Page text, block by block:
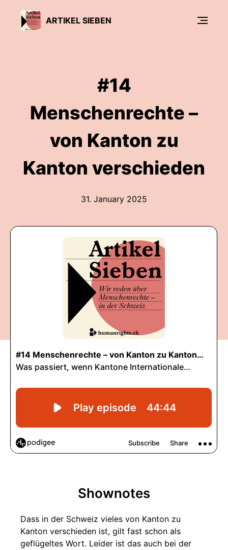
ARTIKEL SIEBEN
#14
Menschenrechte –
von Kanton zu
Kanton verschieden
31. January 2025
Shownotes
Dass in der Schweiz vieles von Kanton zu
Kanton verschieden ist, gilt fast schon als
geflügeltes Wort. Leider ist das auch bei der